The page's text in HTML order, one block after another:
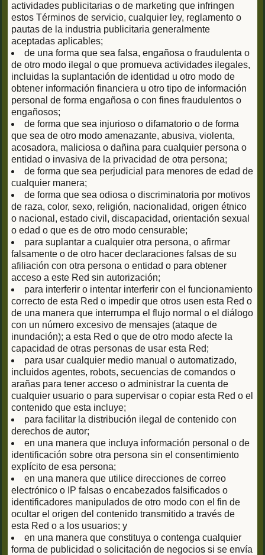
actividades publicitarias o de marketing que infringen
estos Términos de servicio, cualquier ley, reglamento o
pautas de la industria publicitaria generalmente
aceptadas aplicables;
de una forma que sea falsa, engañosa o fraudulenta o
de otro modo ilegal o que promueva actividades ilegales,
incluidas la suplantación de identidad u otro modo de
obtener información financiera u otro tipo de información
personal de forma engañosa o con fines fraudulentos o
engañosos;
de forma que sea injurioso o difamatorio o de forma
que sea de otro modo amenazante, abusiva, violenta,
acosadora, maliciosa o dañina para cualquier persona o
entidad o invasiva de la privacidad de otra persona;
de forma que sea perjudicial para menores de edad de
cualquier manera;
de forma que sea odiosa o discriminatoria por motivos
de raza, color, sexo, religión, nacionalidad, origen étnico
o nacional, estado civil, discapacidad, orientación sexual
o edad o que es de otro modo censurable;
para suplantar a cualquier otra persona, o afirmar
falsamente o de otro hacer declaraciones falsas de su
afiliación con otra persona o entidad o para obtener
acceso a este Red sin autorización;
para interferir o intentar interferir con el funcionamiento
correcto de esta Red o impedir que otros usen esta Red o
de una manera que interrumpa el flujo normal o el diálogo
con un número excesivo de mensajes (ataque de
inundación); a esta Red o que de otro modo afecte la
capacidad de otras personas de usar esta Red;
para usar cualquier medio manual o automatizado,
incluidos agentes, robots, secuencias de comandos o
arañas para tener acceso o administrar la cuenta de
cualquier usuario o para supervisar o copiar esta Red o el
contenido que esta incluye;
para facilitar la distribución ilegal de contenido con
derechos de autor;
en una manera que incluya información personal o de
identificación sobre otra persona sin el consentimiento
explícito de esa persona;
en una manera que utilice direcciones de correo
electrónico o IP falsas o encabezados falsificados o
identificadores manipulados de otro modo con el fin de
ocultar el origen del contenido transmitido a través de
esta Red o a los usuarios; y
en una manera que constituya o contenga cualquier
forma de publicidad o solicitación de negocios si se envía